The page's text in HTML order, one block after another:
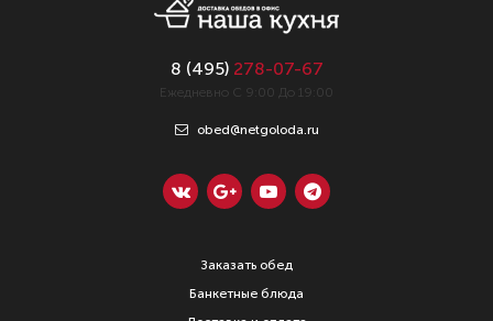
8 (495) 278-07-67
Ежедневно С 9:00 До 19:00
obed@netgoloda.ru
Заказать обед
Банкетные блюда